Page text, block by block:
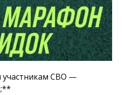
участникам СВО —